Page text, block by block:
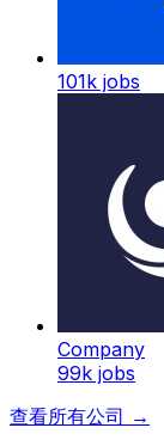
101k jobs
Company
99k jobs
查看所有公司 →